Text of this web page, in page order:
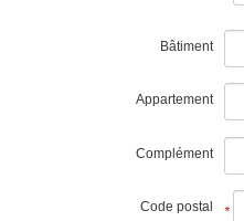
Bâtiment
Appartement
Complément
*
Code postal